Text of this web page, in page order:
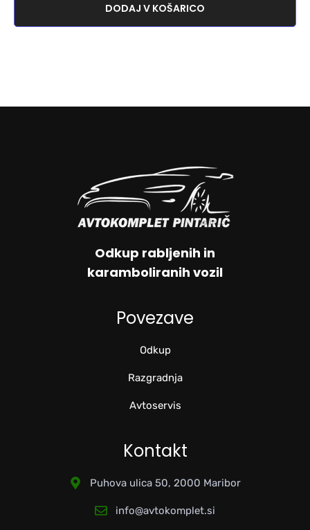
DODAJ V KOŠARICO
Odkup rabljenih in
karamboliranih vozil
Povezave
Odkup
Razgradnja
Avtoservis
Kontakt
Puhova ulica 50, 2000 Maribor
info@avtokomplet.si